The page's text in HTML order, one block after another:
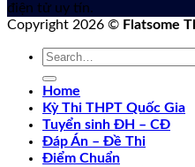
điện tử uy tín.
Copyright 2026 © Flatsome
Home
Kỳ Thi THPT Quốc Gia
Tuyển sinh ĐH – CĐ
Đáp Án – Đề Thi
Điểm Chuẩn